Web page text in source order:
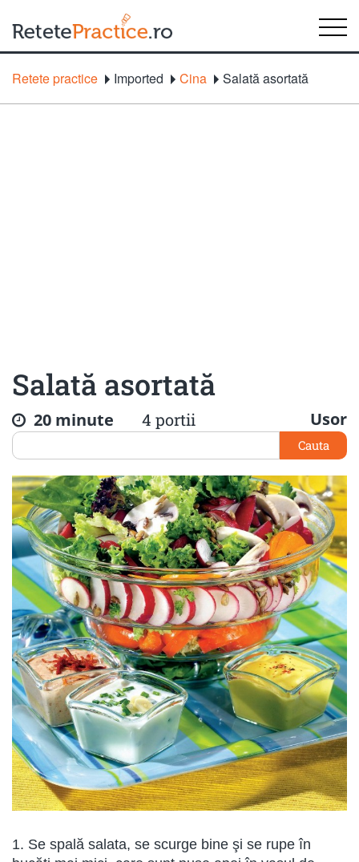
Retete practice Imported Cina Salată asortată
Salată asortată
20 minute 4 portii Usor
Cauta
1. Se spală salata, se scurge bine şi se rupe în